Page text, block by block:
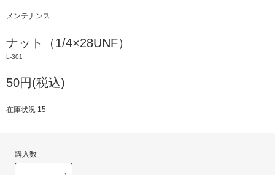
メンテナンス
ナット（1/4×28UNF）
L-301
50円(税込)
在庫状況 15
購入数